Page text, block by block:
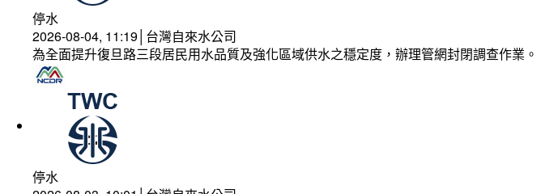
停水
2026-08-04, 11:19│台灣自來水公司
為全面提升復旦路三段居民用水品質及強化區域供水之穩定度，辦理管網封閉調查作業。
停水